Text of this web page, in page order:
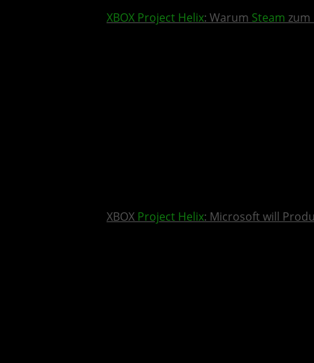
XBOX Project Helix: Warum Steam zum
XBOX Project Helix: Microsoft will